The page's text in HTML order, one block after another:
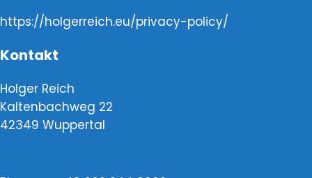
https://holgerreich.eu/privacy-policy/
Kontakt
Holger Reich
Kaltenbachweg 22
42349 Wuppertal